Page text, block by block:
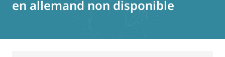
en allemand non disponible